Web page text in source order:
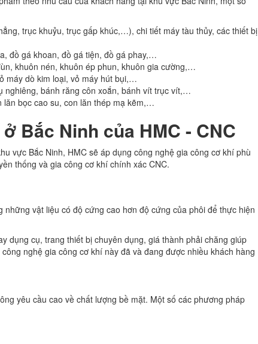
trục khuỷu, trục gấp khúc,…), chi tiết máy tàu thủy, các thiết bị
đồ gá khoan, đồ gá tiện, đồ gá phay,…
khuôn nén, khuôn ép phun, khuôn gia cường,…
máy dò kim loại, vỏ máy hút bụi,…
nghiêng, bánh răng côn xoắn, bánh vít trục vít,…
lăn bọc cao su, con lăn thép mạ kẽm,…
Bắc Ninh của HMC - CNC
vực Bắc Ninh, HMC sẽ áp dụng công nghệ gia công cơ khí phù
thống và gia công cơ khí chính xác CNC.
những vật liệu có độ cứng cao hơn độ cứng của phôi để thực hiện
dụng cụ, trang thiết bị chuyên dụng, giá thành phải chăng giúp
nghệ gia công cơ khí này đã và đang được nhiều khách hàng
yêu cầu cao về chất lượng bề mặt. Một số các phương pháp